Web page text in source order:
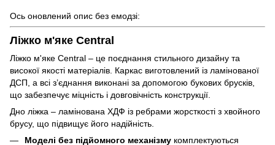
Ось оновлений опис без емодзі:
Ліжко м'яке Central
Ліжко м'яке Central – це поєднання стильного дизайну та
високої якості матеріалів. Каркас виготовлений із ламінованої
ДСП, а всі з’єднання виконані за допомогою букових брусків,
що забезпечує міцність і довговічність конструкції.
Дно ліжка – ламінована ХДФ із ребрами жорсткості з хвойного
брусу, що підвищує його надійність.
Моделі без підйомного механізму комплектуються